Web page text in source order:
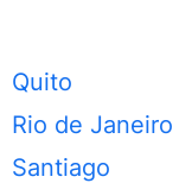
Quito
Rio de Janeiro
Santiago